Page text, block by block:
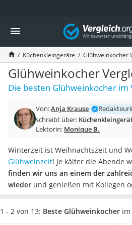
Die beliebtesten Vergleiche nach
Haushalt
Wassersprudler
Zentralstaubsauger
Brotbackautomat
Wischroboter
Wäschespinne
Spülmaschinentabs
Akku-Staubsauger
AEG-Waschmaschine
Saug-Wisch-Roboter
Handstaubsauger
Milchaufschäumer
Kondenstrockner
Reiskocher
Vergleich
Küchenkleingeräte Glühweinkocher
Glühweinkocher
Die besten Glühweinkocher im
Von:Anja Krause
schreibt über:
Lektorin: Monique B.
Winterzeit ist Weihnachtszeit und
Glühweinzeit! Je kälter die Abende
finden wir uns an einem der
wieder und genießen mit Kollegen
von innen. Und diesen Spaß
auch nach Hause holen!
1 - 2 von 13: Beste Glühweinkocher im